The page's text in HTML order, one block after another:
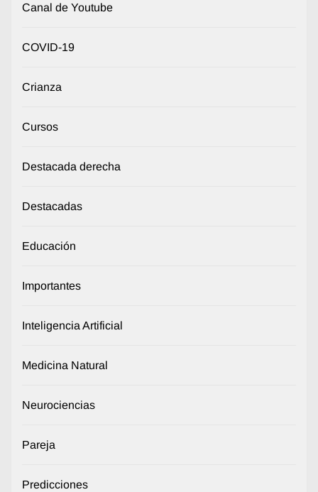
Canal de Youtube
COVID-19
Crianza
Cursos
Destacada derecha
Destacadas
Educación
Importantes
Inteligencia Artificial
Medicina Natural
Neurociencias
Pareja
Predicciones